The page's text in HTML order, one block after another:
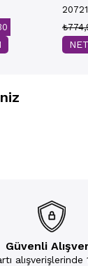
Güvenli
alışverişlerinde